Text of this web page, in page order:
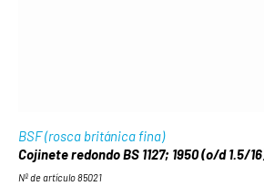
BSF (rosca británica fina)
Cojinete redondo BS 1127; 1950 (o/d 1.5/
Nº de artículo 85021